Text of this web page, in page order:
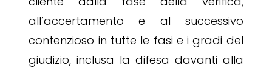
all’accertamento e al successivo
contenzioso in tutte le fasi e i gradi del
giudizio, inclusa la difesa davanti alla